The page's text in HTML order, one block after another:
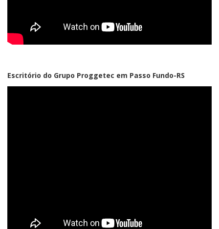
Escritório do Grupo Proggetec em Passo Fundo-RS